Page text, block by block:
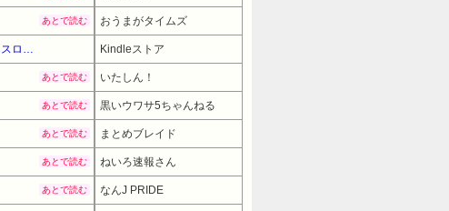
あとで読む おうまがタイムズ
【最大50%OFF】竹書房 異世界で新しい人生はじめます! BCf最新刊配信記念フェア『人質生活から始めるスローライフ』他 Kindleストア
あとで読む いたしん！
あとで読む 黒いウワサ5ちゃんねる
あとで読む まとめブレイド
あとで読む ねいろ速報さん
あとで読む なんJ PRIDE